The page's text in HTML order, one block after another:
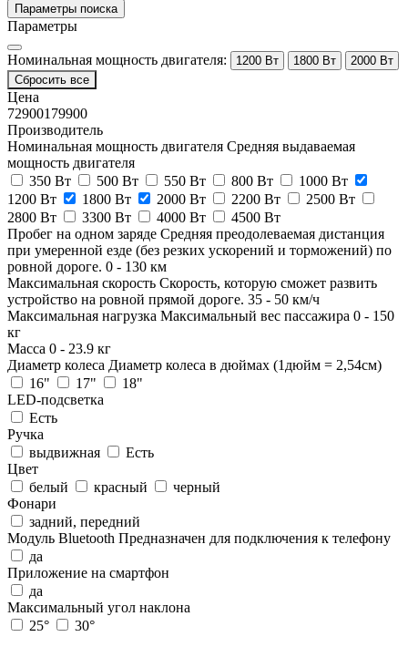
Параметры поиска
Параметры
Номинальная мощность двигателя: 1200 Вт 1800 Вт
2000 Вт
Сбросить все
Цена
72900179900
Производитель
Номинальная мощность двигателя Средняя выдаваемая
мощность двигателя
350 Вт
500 Вт 550 Вт 800 Вт
1000 Вт
1200 Вт
1800 Вт 2000 Вт 2200 Вт
2500 Вт
2800 Вт
3300 Вт 4000 Вт
4500 Вт
Пробег на одном заряде Средняя преодолеваемая дистанция
при умеренной езде (без резких ускорений и торможений) по
ровной дороге. 0 - 130 км
Максимальная скорость Скорость, которую сможет развить
устройство на ровной прямой дороге. 35 - 50 км/ч
Максимальная нагрузка Максимальный вес пассажира 0 - 150
кг
Масса 0 - 23.9 кг
Диаметр колеса Диаметр колеса в дюймах (1дюйм = 2,54см)
16"
17"
18"
LED-подсветка
Есть
Ручка
выдвижная
Есть
Цвет
белый
красный
черный
Фонари
задний, передний
Модуль Bluetooth Предназначен для подключения к телефону
да
Приложение на смартфон
да
Максимальный угол наклона
25°
30°